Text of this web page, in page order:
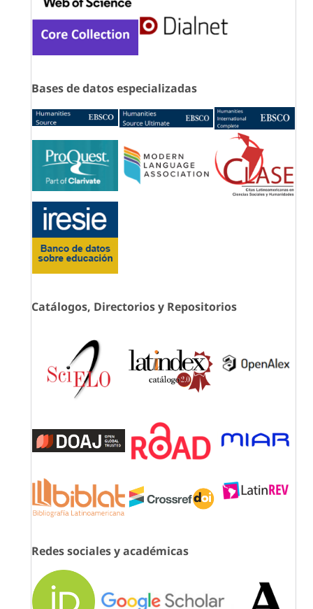
Bases de datos especializadas
Catálogos, Directorios y Repositorios
Redes sociales y académicas